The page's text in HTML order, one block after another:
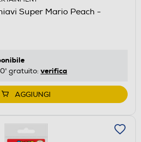
Super Mario Peach -
gratuito: verifica
AGGIUNGI